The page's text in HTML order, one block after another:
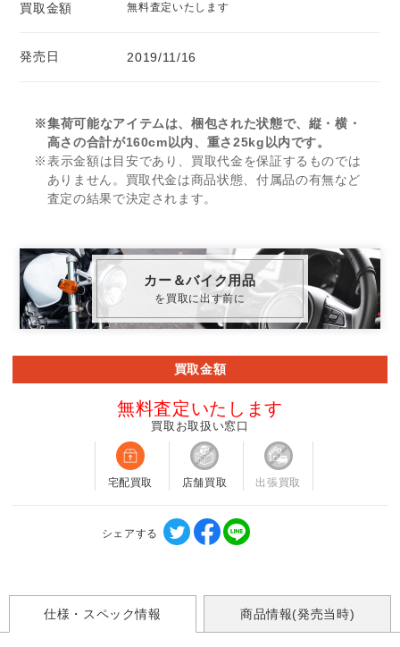
買取金額 無料査定いたします
発売日 2019/11/16
※集荷可能なアイテムは、梱包された状態で、縦・横・
高さの合計が160cm以内、重さ25kg以内です。
※表示金額は目安であり、買取代金を保証するものでは
ありません。買取代金は商品状態、付属品の有無など
査定の結果で決定されます。
カー＆バイク用品
を買取に出す前に
買取金額
無料査定いたします
買取お取扱い窓口
宅配買取 店舗買取 出張買取
シェアする
仕様・スペック情報 商品情報(発売当時)